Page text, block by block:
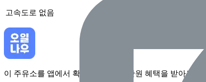
고속도로 없음
이 주유소를 앱에서 확인하고 최대 1만원 혜택을 받아보세요